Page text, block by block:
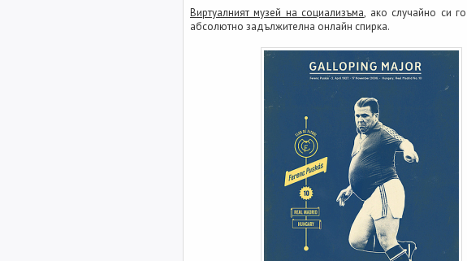
Виртуалният музей на социализъма, ако случайно си
абсолютно задължителна онлайн спирка.